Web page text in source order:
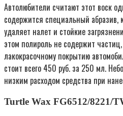
Автолюбители считают этот воск
содержится специальный
удаляет налет и стойкие
этом полироль не содержит
лакокрасочному покрытию
стоит всего 450 руб. за 250 мл.
низким расходом средства при
Turtle Wax FG6512/8221/